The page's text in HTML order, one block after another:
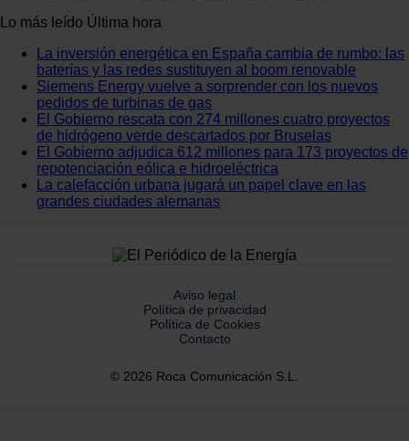
Lo más leído Última hora
La inversión energética en España cambia de rumbo: las
baterías y las redes sustituyen al boom renovable
Siemens Energy vuelve a sorprender con los nuevos
pedidos de turbinas de gas
El Gobierno rescata con 274 millones cuatro proyectos
de hidrógeno verde descartados por Bruselas
El Gobierno adjudica 612 millones para 173 proyectos de
repotenciación eólica e hidroeléctrica
La calefacción urbana jugará un papel clave en las
grandes ciudades alemanas
Aviso legal
Política de privacidad
Política de Cookies
Contacto
© 2026 Roca Comunicación S.L.